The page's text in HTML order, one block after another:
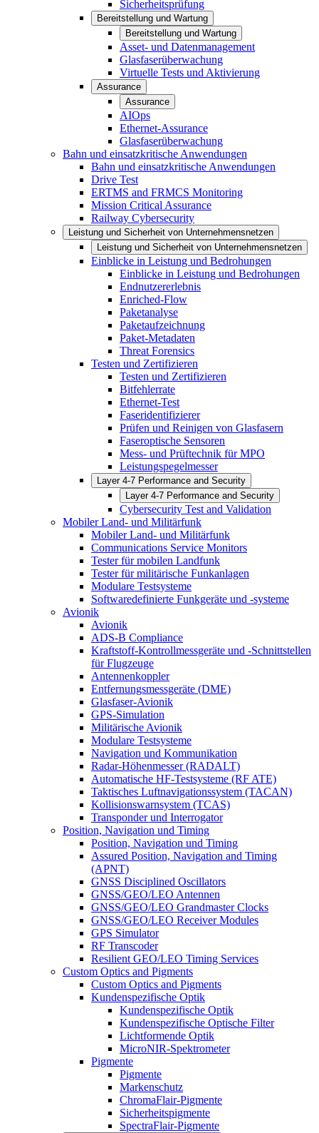
Sicherheitsprüfung
Bereitstellung und Wartung
Bereitstellung und Wartung
Asset- und Datenmanagement
Glasfaserüberwachung
Virtuelle Tests und Aktivierung
Assurance
Assurance
AIOps
Ethernet-Assurance
Glasfaserüberwachung
Bahn und einsatzkritische Anwendungen
Bahn und einsatzkritische Anwendungen
Drive Test
ERTMS and FRMCS Monitoring
Mission Critical Assurance
Railway Cybersecurity
Leistung und Sicherheit von Unternehmensnetzen
Leistung und Sicherheit von Unternehmensnetzen
Einblicke in Leistung und Bedrohungen
Einblicke in Leistung und Bedrohungen
Endnutzererlebnis
Enriched-Flow
Paketanalyse
Paketaufzeichnung
Paket-Metadaten
Threat Forensics
Testen und Zertifizieren
Testen und Zertifizieren
Bitfehlerrate
Ethernet-Test
Faseridentifizierer
Prüfen und Reinigen von Glasfasern
Faseroptische Sensoren
Mess- und Prüftechnik für MPO
Leistungspegelmesser
Layer 4-7 Performance and Security
Layer 4-7 Performance and Security
Cybersecurity Test and Validation
Mobiler Land- und Militärfunk
Mobiler Land- und Militärfunk
Communications Service Monitors
Tester für mobilen Landfunk
Tester für militärische Funkanlagen
Modulare Testsysteme
Softwaredefinierte Funkgeräte und -systeme
Avionik
Avionik
ADS-B Compliance
Kraftstoff-Kontrollmessgeräte und -Schnittstellen
für Flugzeuge
Antennenkoppler
Entfernungsmessgeräte (DME)
Glasfaser-Avionik
GPS-Simulation
Militärische Avionik
Modulare Testsysteme
Navigation und Kommunikation
Radar-Höhenmesser (RADALT)
Automatische HF-Testsysteme (RF ATE)
Taktisches Luftnavigationssystem (TACAN)
Kollisionswarnsystem (TCAS)
Transponder und Interrogator
Position, Navigation und Timing
Position, Navigation und Timing
Assured Position, Navigation and Timing
(APNT)
GNSS Disciplined Oscillators
GNSS/GEO/LEO Antennen
GNSS/GEO/LEO Grandmaster Clocks
GNSS/GEO/LEO Receiver Modules
GPS Simulator
RF Transcoder
Resilient GEO/LEO Timing Services
Custom Optics and Pigments
Custom Optics and Pigments
Kundenspezifische Optik
Kundenspezifische Optik
Kundenspezifische Optische Filter
Lichtformende Optik
MicroNIR-Spektrometer
Pigmente
Pigmente
Markenschutz
ChromaFlair-Pigmente
Sicherheitspigmente
SpectraFlair-Pigmente